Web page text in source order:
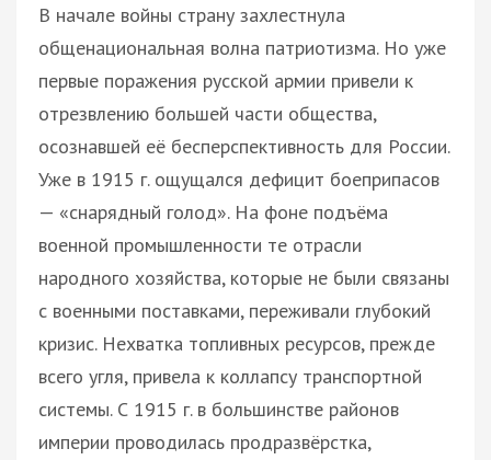
В начале войны страну захлестнула
общенациональная волна патриотизма. Но уже
первые поражения русской армии привели к
отрезвлению большей части общества,
осознавшей её бесперспективность для России.
Уже в 1915 г. ощущался дефицит боеприпасов
— «снарядный голод». На фоне подъёма
военной промышленности те отрасли
народного хозяйства, которые не были связаны
с военными поставками, переживали глубокий
кризис. Нехватка топливных ресурсов, прежде
всего угля, привела к коллапсу транспортной
системы. С 1915 г. в большинстве районов
империи проводилась продразвёрстка,